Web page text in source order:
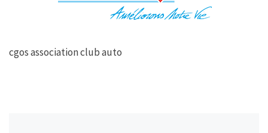
cgos association club auto